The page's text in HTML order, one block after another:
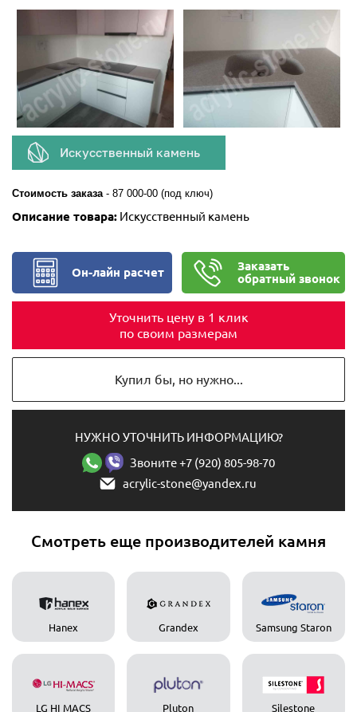
Искусственный камень
Стоимость заказа- 87 000-00 (под ключ)
Описание товара: Искусственный камень
Он-лайн расчет
Заказать
обратный звонок
Уточнить цену в 1 клик
по своим размерам
Купил бы, но нужно...
НУЖНО УТОЧНИТЬ ИНФОРМАЦИЮ?
Звоните +7 (920) 805-98-70
acrylic-stone@yandex.ru
Смотреть еще производителей камня
Hanex Grandex Samsung Staron
LG HI MACS Pluton Silestone